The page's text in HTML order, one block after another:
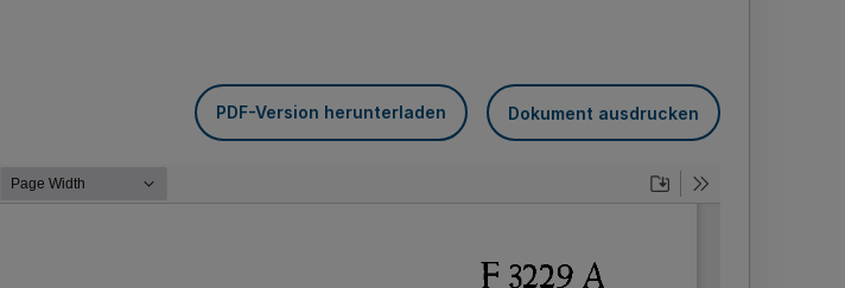
PDF-Version herunterladen Dokument ausdrucken